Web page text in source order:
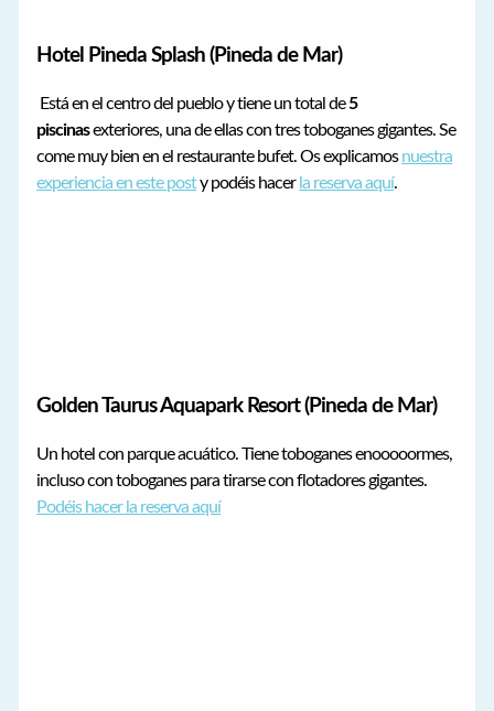
Hotel Pineda Splash (Pineda de Mar)
Está en el centro del pueblo y tiene un total de5
piscinasexteriores, una de ellas con tres toboganes gigantes. Se
come muy bien en el restaurante bufet. Os explicamosnuestra
experiencia en este posty podéis hacer la reserva aquí.
Golden Taurus Aquapark Resort (Pineda de Mar)
Un hotel con parque acuático. Tiene toboganes enooooormes,
incluso con toboganes para tirarse con flotadores gigantes.
Podéis hacer la reserva aquí